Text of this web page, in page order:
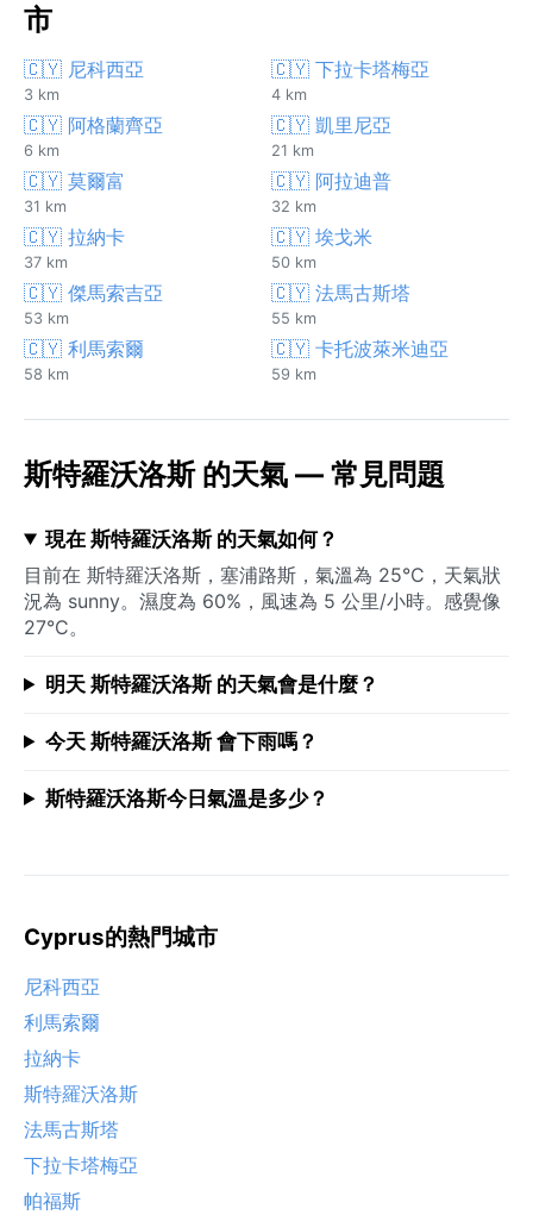
市
🇨🇾 尼科西亞
3 km
🇨🇾 下拉卡塔梅亞
4 km
🇨🇾 阿格蘭齊亞
6 km
🇨🇾 凱里尼亞
21 km
🇨🇾 莫爾富
31 km
🇨🇾 阿拉迪普
32 km
🇨🇾 拉納卡
37 km
🇨🇾 埃戈米
50 km
🇨🇾 傑馬索吉亞
53 km
🇨🇾 法馬古斯塔
55 km
🇨🇾 利馬索爾
58 km
🇨🇾 卡托波萊米迪亞
59 km
斯特羅沃洛斯 的天氣 — 常見問題
現在 斯特羅沃洛斯 的天氣如何？
目前在 斯特羅沃洛斯，塞浦路斯，氣溫為 25°C，天氣狀
況為 sunny。濕度為 60%，風速為 5 公里/小時。感覺像
27°C。
明天 斯特羅沃洛斯 的天氣會是什麼？
今天 斯特羅沃洛斯 會下雨嗎？
斯特羅沃洛斯今日氣溫是多少？
Cyprus的熱門城市
尼科西亞
利馬索爾
拉納卡
斯特羅沃洛斯
法馬古斯塔
下拉卡塔梅亞
帕福斯